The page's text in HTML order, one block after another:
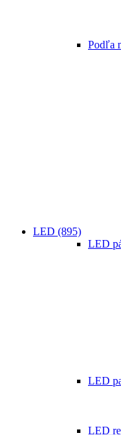
Podľa
LED (895)
LED
LED
LED